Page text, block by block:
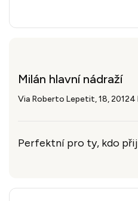
Milán hlavní nádraží
Via Roberto Lepetit, 18, 20124
Perfektní pro ty, kdo